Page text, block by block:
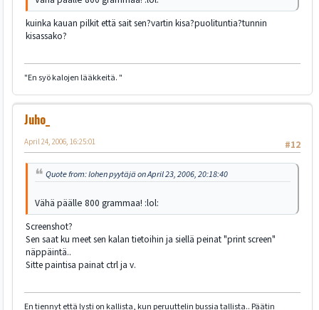
kuinka kauan pilkit että sait sen?vartin kisa?puolituntia?tunnin
kisassako?
"En syö kalojen lääkkeitä. "
Juho_
#12
April 24, 2006, 16:25:01
Quote from: lohen pyytäjä on April 23, 2006, 20:18:40
Vähä päälle 800 grammaa! :lol:
Screenshot?
Sen saat ku meet sen kalan tietoihin ja siellä peinat "print screen"
näppäintä..
Sitte paintisa painat ctrl ja v.
En tiennyt että lysti on kallista, kun peruuttelin bussia tallista.. Päätin